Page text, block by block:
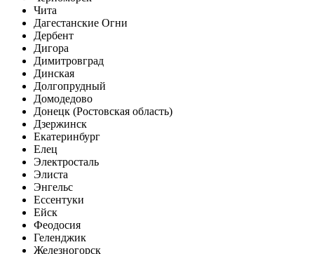
Чита
Дагестанские Огни
Дербент
Дигора
Димитровград
Динская
Долгопрудный
Домодедово
Донецк (Ростовская область)
Дзержинск
Екатеринбург
Елец
Электросталь
Элиста
Энгельс
Ессентуки
Ейск
Феодосия
Геленджик
Железногорск